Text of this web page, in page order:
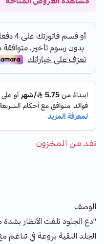
نفد من المخزون
الوصف
"دع الجلود تلفت الأنظار
الجلد النقية بروعة في تناغم